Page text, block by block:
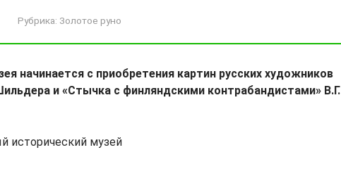
Рубрика: Золотое руно
начинается с приобретения картин русских художников
и «Стычка с финляндскими контрабандистами» В.Г.
исторический музей